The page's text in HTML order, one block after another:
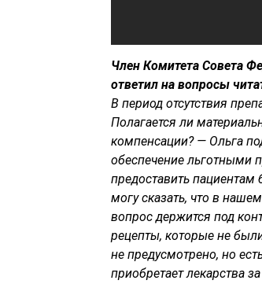
Член Комитета Совета
ответил на вопросы
В период отсутствия
Полагается ли
компенсации? — Ольга
обеспечение льготными
предоставить
могу сказать, что в
вопрос держится под
рецепты, которые не
не предусмотрено, но
приобретает лекарства